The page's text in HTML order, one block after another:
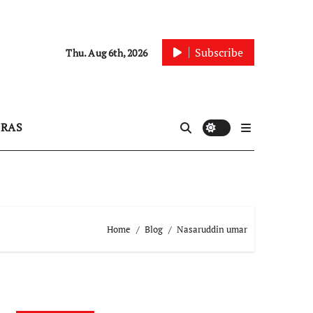
Thu. Aug 6th, 2026 Subscribe
Home Blog Nasaruddin umar